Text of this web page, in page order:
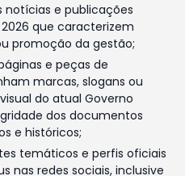
e publicações
que caracterizem
promoção da gestão;
e peças de
marcas, slogans ou
do atual Governo
dos documentos
e históricos;
temáticos e perfis oficiais
nas redes sociais, inclusive